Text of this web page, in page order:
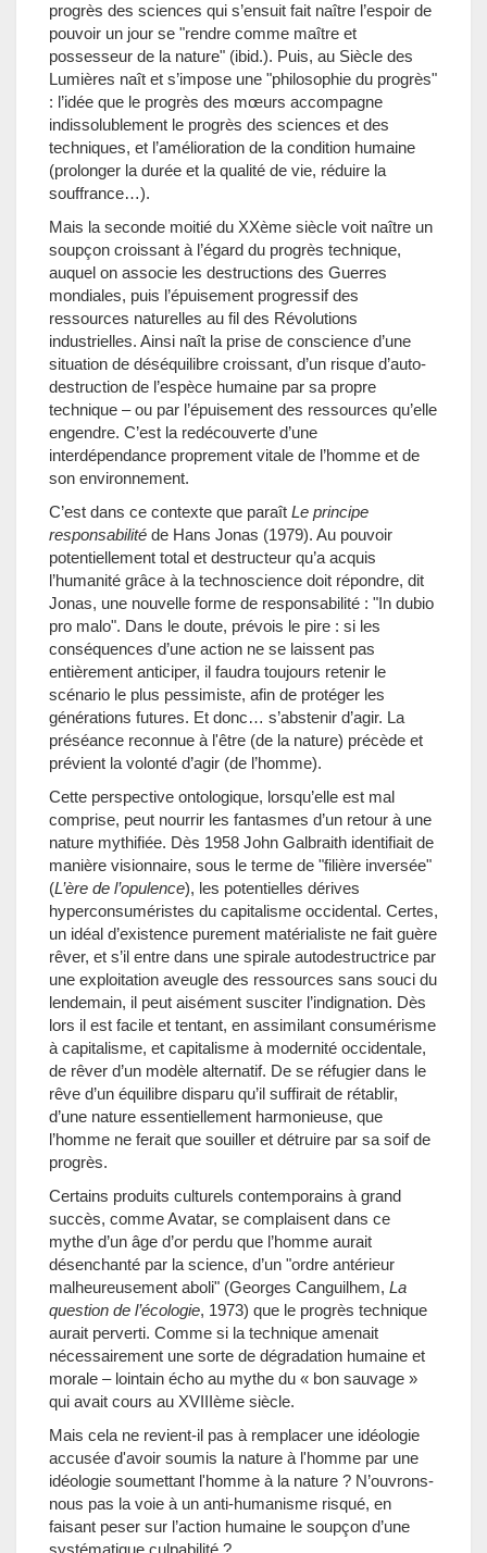
progrès des sciences qui s’ensuit fait naître l’espoir de
pouvoir un jour se "rendre comme maître et
possesseur de la nature" (ibid.). Puis, au Siècle des
Lumières naît et s’impose une "philosophie du progrès"
: l’idée que le progrès des mœurs accompagne
indissolublement le progrès des sciences et des
techniques, et l’amélioration de la condition humaine
(prolonger la durée et la qualité de vie, réduire la
souffrance…).
Mais la seconde moitié du XXème siècle voit naître un
soupçon croissant à l’égard du progrès technique,
auquel on associe les destructions des Guerres
mondiales, puis l’épuisement progressif des
ressources naturelles au fil des Révolutions
industrielles. Ainsi naît la prise de conscience d’une
situation de déséquilibre croissant, d’un risque d’auto-
destruction de l’espèce humaine par sa propre
technique – ou par l’épuisement des ressources qu’elle
engendre. C’est la redécouverte d’une
interdépendance proprement vitale de l’homme et de
son environnement.
C’est dans ce contexte que paraît Le principe
responsabilité de Hans Jonas (1979). Au pouvoir
potentiellement total et destructeur qu’a acquis
l’humanité grâce à la technoscience doit répondre, dit
Jonas, une nouvelle forme de responsabilité : "In dubio
pro malo". Dans le doute, prévois le pire : si les
conséquences d’une action ne se laissent pas
entièrement anticiper, il faudra toujours retenir le
scénario le plus pessimiste, afin de protéger les
générations futures. Et donc… s’abstenir d’agir. La
préséance reconnue à l'être (de la nature) précède et
prévient la volonté d’agir (de l’homme).
Cette perspective ontologique, lorsqu’elle est mal
comprise, peut nourrir les fantasmes d’un retour à une
nature mythifiée. Dès 1958 John Galbraith identifiait de
manière visionnaire, sous le terme de "filière inversée"
(L’ère de l’opulence), les potentielles dérives
hyperconsuméristes du capitalisme occidental. Certes,
un idéal d’existence purement matérialiste ne fait guère
rêver, et s’il entre dans une spirale autodestructrice par
une exploitation aveugle des ressources sans souci du
lendemain, il peut aisément susciter l’indignation. Dès
lors il est facile et tentant, en assimilant consumérisme
à capitalisme, et capitalisme à modernité occidentale,
de rêver d’un modèle alternatif. De se réfugier dans le
rêve d’un équilibre disparu qu’il suffirait de rétablir,
d’une nature essentiellement harmonieuse, que
l’homme ne ferait que souiller et détruire par sa soif de
progrès.
Certains produits culturels contemporains à grand
succès, comme Avatar, se complaisent dans ce
mythe d’un âge d’or perdu que l’homme aurait
désenchanté par la science, d’un "ordre antérieur
malheureusement aboli" (Georges Canguilhem, La
question de l’écologie, 1973) que le progrès technique
aurait perverti. Comme si la technique amenait
nécessairement une sorte de dégradation humaine et
morale – lointain écho au mythe du « bon sauvage »
qui avait cours au XVIIIème siècle.
Mais cela ne revient-il pas à remplacer une idéologie
accusée d'avoir soumis la nature à l'homme par une
idéologie soumettant l'homme à la nature ? N’ouvrons-
nous pas la voie à un anti-humanisme risqué, en
faisant peser sur l’action humaine le soupçon d’une
systématique culpabilité ?